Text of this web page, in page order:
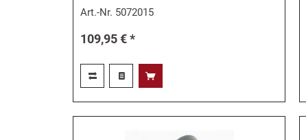
Art.-Nr. 5072015
109,95 € *